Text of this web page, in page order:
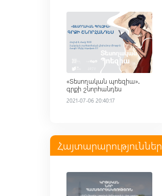
«Տեսողական պոեզիա»․
գրքի շնորհանդես
2021-07-06 20:40:17
Հայտարարություններ